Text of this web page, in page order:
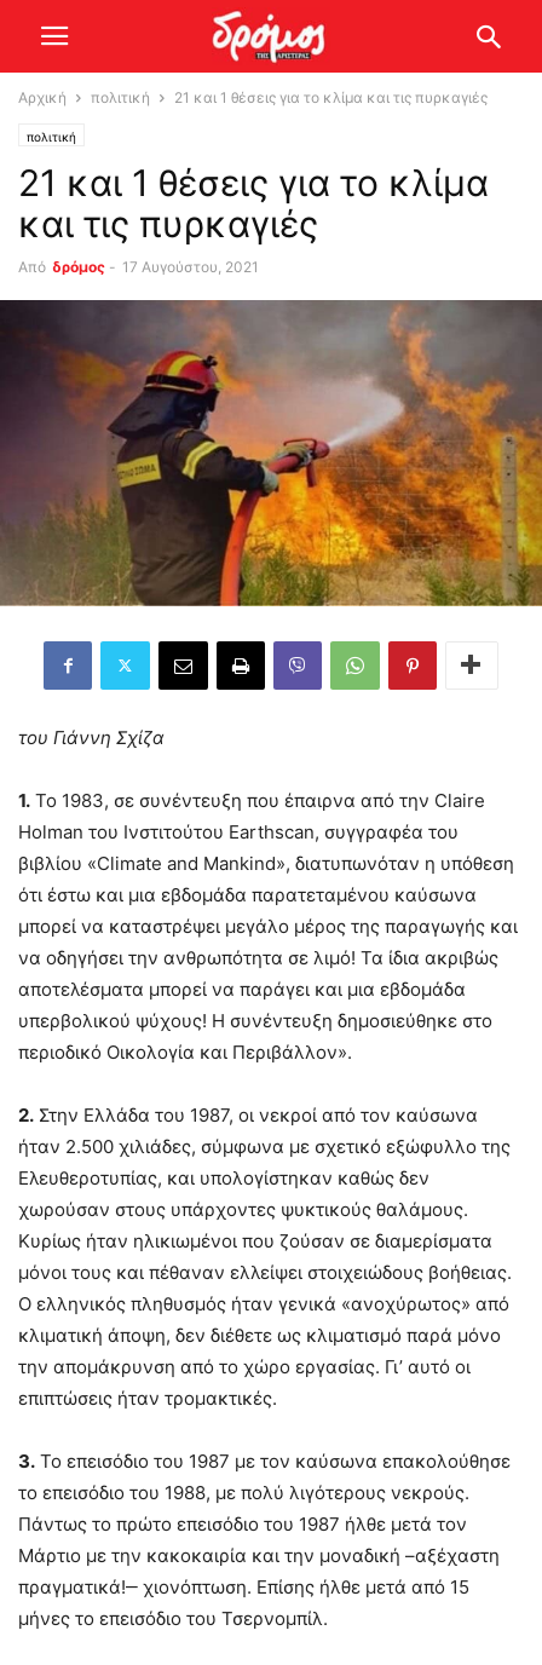
Αρχική πολιτική 21 και 1 θέσεις για το κλίμα και τις πυρκαγιές
πολιτική
21 και 1 θέσεις για το κλίμα
και τις πυρκαγιές
Από δρόμος - 17 Αυγούστου, 2021
του Γιάννη Σχίζα
1. Το 1983, σε συνέντευξη που έπαιρνα από την Claire
Holman του Ινστιτούτου Earthscan, συγγραφέα του
βιβλίου «Climate and Mankind», διατυπωνόταν η υπόθεση
ότι έστω και μια εβδομάδα παρατεταμένου καύσωνα
μπορεί να καταστρέψει μεγάλο μέρος της παραγωγής και
να οδηγήσει την ανθρωπότητα σε λιμό! Τα ίδια ακριβώς
αποτελέσματα μπορεί να παράγει και μια εβδομάδα
υπερβολικού ψύχους! Η συνέντευξη δημοσιεύθηκε στο
περιοδικό Οικολογία και Περιβάλλον».
2. Στην Ελλάδα του 1987, οι νεκροί από τον καύσωνα
ήταν 2.500 χιλιάδες, σύμφωνα με σχετικό εξώφυλλο της
Ελευθεροτυπίας, και υπολογίστηκαν καθώς δεν
χωρούσαν στους υπάρχοντες ψυκτικούς θαλάμους.
Κυρίως ήταν ηλικιωμένοι που ζούσαν σε διαμερίσματα
μόνοι τους και πέθαναν ελλείψει στοιχειώδους βοήθειας.
Ο ελληνικός πληθυσμός ήταν γενικά «ανοχύρωτος» από
κλιματική άποψη, δεν διέθετε ως κλιματισμό παρά μόνο
την απομάκρυνση από το χώρο εργασίας. Γι’ αυτό οι
επιπτώσεις ήταν τρομακτικές.
3. Το επεισόδιο του 1987 με τον καύσωνα επακολούθησε
το επεισόδιο του 1988, με πολύ λιγότερους νεκρούς.
Πάντως το πρώτο επεισόδιο του 1987 ήλθε μετά τον
Μάρτιο με την κακοκαιρία και την μοναδική –αξέχαστη
πραγματικά!‒ χιονόπτωση. Επίσης ήλθε μετά από 15
μήνες το επεισόδιο του Τσερνομπίλ.